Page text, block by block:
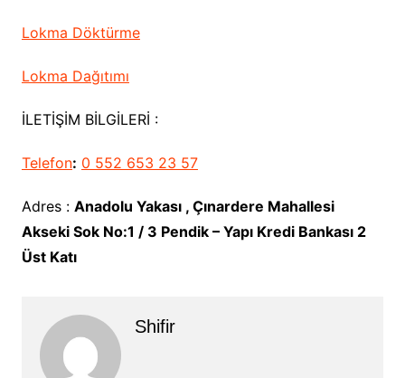
Lokma Döktürme
Lokma Dağıtımı
İLETİŞİM BİLGİLERİ :
Telefon: 0 552 653 23 57
Adres : Anadolu Yakası , Çınardere Mahallesi
Akseki Sok No:1 / 3 Pendik – Yapı Kredi Bankası 2
Üst Katı
Shifir